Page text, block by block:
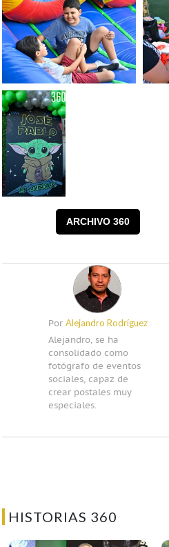
ARCHIVO 360
PorAlejandro Rodríguez
Alejandro, se ha
consolidado como
fotógrafo de eventos
sociales, capaz de
crear postales muy
especiales.
HISTORIAS 360